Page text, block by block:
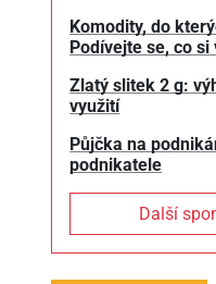
Komodity, do
Podívejte se, co si
Zlatý slitek 2 g:
využití
Půjčka na
podnikatele
Další